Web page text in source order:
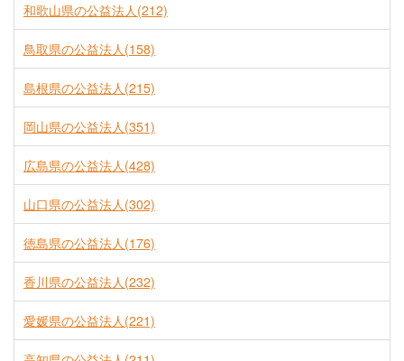
和歌山県の公益法人(212)
鳥取県の公益法人(158)
島根県の公益法人(215)
岡山県の公益法人(351)
広島県の公益法人(428)
山口県の公益法人(302)
徳島県の公益法人(176)
香川県の公益法人(232)
愛媛県の公益法人(221)